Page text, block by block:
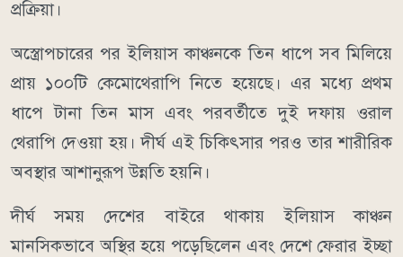
প্রক্রিয়া।
অস্ত্রোপচারের পর ইলিয়াস কাঞ্চনকে তিন ধাপে সব মিলিয়ে
প্রায় ১০০টি কেমোথেরাপি নিতে হয়েছে। এর মধ্যে প্রথম
ধাপে টানা তিন মাস এবং পরবর্তীতে দুই দফায় ওরাল
থেরাপি দেওয়া হয়। দীর্ঘ এই চিকিৎসার পরও তার শারীরিক
অবস্থার আশানুরূপ উন্নতি হয়নি।
দীর্ঘ সময় দেশের বাইরে থাকায় ইলিয়াস কাঞ্চন
মানসিকভাবে অস্থির হয়ে পড়েছিলেন এবং দেশে ফেরার ইচ্ছা